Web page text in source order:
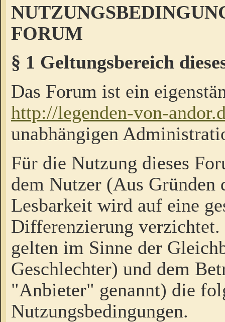
FORUM
§ 1 Geltungsbereich
Das Forum ist ein
http://legenden-von-
unabhängigen
Für die Nutzung dieses
dem Nutzer (Aus Gründen
Lesbarkeit wird auf eine
Differenzierung
gelten im Sinne der
Geschlechter) und dem
"Anbieter" genannt) die
Nutzungsbedingungen.